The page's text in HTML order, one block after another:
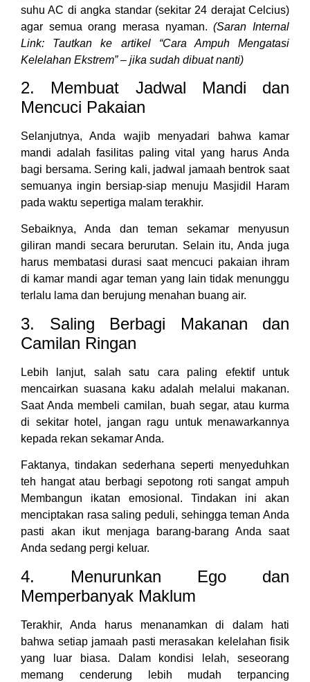
suhu AC di angka standar (sekitar 24 derajat Celcius)
agar semua orang merasa nyaman.(Saran Internal
Link: Tautkan ke artikel “Cara Ampuh Mengatasi
Kelelahan Ekstrem” – jika sudah dibuat nanti)
2. Membuat Jadwal Mandi dan
Mencuci Pakaian
Selanjutnya, Anda wajib menyadari bahwa kamar
mandi adalah fasilitas paling vital yang harus Anda
bagi bersama. Sering kali, jadwal jamaah bentrok saat
semuanya ingin bersiap-siap menuju Masjidil Haram
pada waktu sepertiga malam terakhir.
Sebaiknya, Anda dan teman sekamar menyusun
giliran mandi secara berurutan. Selain itu, Anda juga
harus membatasi durasi saat mencuci pakaian ihram
di kamar mandi agar teman yang lain tidak menunggu
terlalu lama dan berujung menahan buang air.
3. Saling Berbagi Makanan dan
Camilan Ringan
Lebih lanjut, salah satu cara paling efektif untuk
mencairkan suasana kaku adalah melalui makanan.
Saat Anda membeli camilan, buah segar, atau kurma
di sekitar hotel, jangan ragu untuk menawarkannya
kepada rekan sekamar Anda.
Faktanya, tindakan sederhana seperti menyeduhkan
teh hangat atau berbagi sepotong roti sangat ampuh
Membangun ikatan emosional. Tindakan ini akan
menciptakan rasa saling peduli, sehingga teman Anda
pasti akan ikut menjaga barang-barang Anda saat
Anda sedang pergi keluar.
4. Menurunkan Ego dan
Memperbanyak Maklum
Terakhir, Anda harus menanamkan di dalam hati
bahwa setiap jamaah pasti merasakan kelelahan fisik
yang luar biasa. Dalam kondisi lelah, seseorang
memang cenderung lebih mudah terpancing